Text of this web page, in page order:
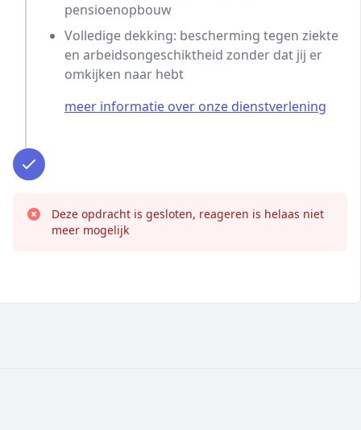
pensioenopbouw
Volledige dekking: bescherming tegen ziekte
en arbeidsongeschiktheid zonder dat jij er
omkijken naar hebt
meer informatie over onze dienstverlening
Deze opdracht is gesloten, reageren is helaas niet
meer mogelijk